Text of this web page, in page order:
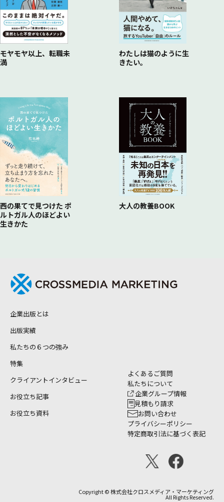
モヤモヤ以上、転職未
満
わたしは猫のように生
きたい。
西の果てで見つけた ポ
ルトガル人のほどよい
生きかた
大人の教養BOOK
企業出版とは
出版実績
私たちの６つの強み
特集
クライアントインタビュー
お役立ち記事
お役立ち資料
よくあるご質問
私たちについて
企業グループ情報
見積もり請求
お問い合わせ
プライバシーポリシー
特定商取引法に基づく表記
Copyright © 株式会社クロスメディア・マーケティング
All Rights Reserved.